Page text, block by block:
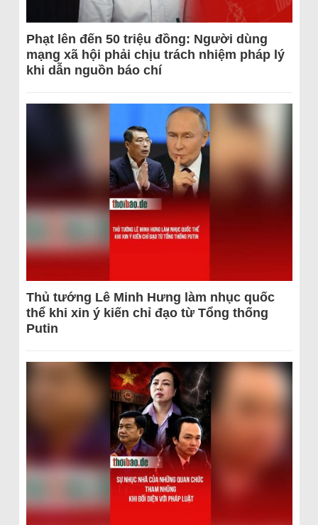
Phạt lên đến 50 triệu đồng: Người dùng
mạng xã hội phải chịu trách nhiệm pháp lý
khi dẫn nguồn báo chí
Thủ tướng Lê Minh Hưng làm nhục quốc
thể khi xin ý kiến chỉ đạo từ Tổng thống
Putin